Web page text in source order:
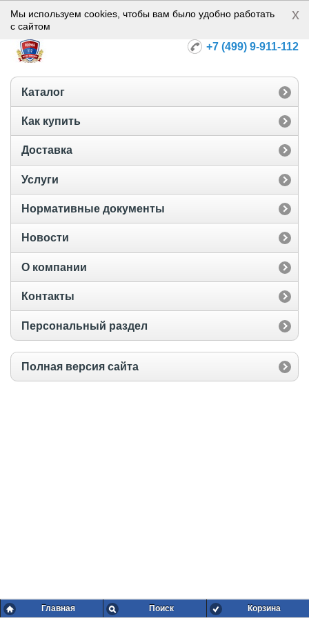
Норма-112
+7 (499) 9-911-112
Каталог
Как купить
Доставка
Услуги
Нормативные документы
Новости
О компании
Контакты
Персональный раздел
Полная версия сайта
Главная Поиск Корзина
Мы используем cookies, чтобы вам было удобно работать
с сайтом
x